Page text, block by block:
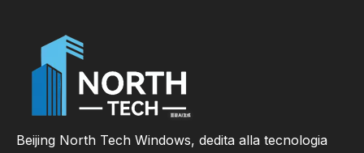
Beijing North Tech Windows, dedita alla tecnologia